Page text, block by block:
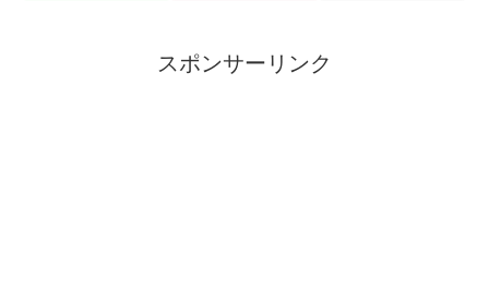
スポンサーリンク